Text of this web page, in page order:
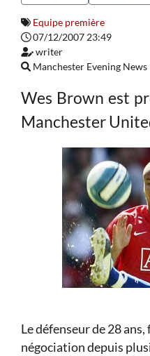
Equipe première
07/12/2007 23:49
writer
Manchester Evening News
Wes Brown est
Manchester
Le défenseur de 28
négociation depuis